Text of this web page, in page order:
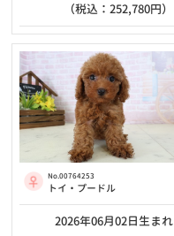
（税込：252,780円）
No.00764253
トイ・プードル
2026年06月02日生まれ